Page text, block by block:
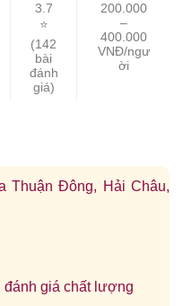
3.7
⭐
(142
bài
đánh
giá)
200.000
–
400.000
VNĐ/ngư
ời
Thuận Đông, Hải Châu,
giá chất lượng